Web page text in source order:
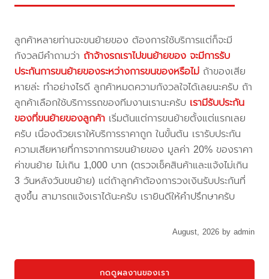
ลูกค้าหลายท่านจะขนย้ายของ ต้องการใช้บริการแต่ก็จะมี
กังวลมีคำถามว่า ถ้าจ้างรถเราไปขนย้ายของ จะมีการรับ
ประกันการขนย้ายของระหว่างการขนของหรือไม่ ถ้าของเสีย
หายล่ะ ทำอย่างไรดี ลูกค้าหมดความกังวลใจได้เลยนะครับ ถ้า
ลูกค้าเลือกใช้บริการรถของทีมงานเรานะครับ เรามีรับประกัน
ของที่ขนย้ายของลูกค้า เริ่มต้นแต่การขนย้ายตั้งแต่แรกเลย
ครับ เนื่องด้วยเราให้บริการราคาถูก ในขั้นต้น เรารับประกัน
ความเสียหายที่การจากการขนย้ายของ มูลค่า 20% ของราคา
ค่าขนย้าย ไม่เกิน 1,000 บาท (ตรวจเช็คสินค้าและแจ้งไม่เกิน
3 วันหลังวันขนย้าย) แต่ถ้าลูกค้าต้องการวงเงินรับประกันที่
สูงขึ้น สามารถแจ้งเราได้นะครับ เรายินดีให้คำปรึกษาครับ
August, 2026 by admin
กดดูผลงานของเรา